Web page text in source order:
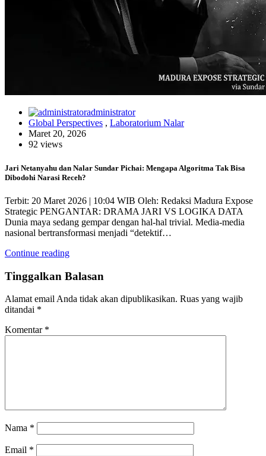
administrator
Global Perspectives , Laboratorium Nalar
Maret 20, 2026
92 views
Jari Netanyahu dan Nalar Sundar Pichai: Mengapa Algoritma Tak Bisa
Dibodohi Narasi Receh?
Terbit: 20 Maret 2026 | 10:04 WIB Oleh: Redaksi Madura Expose
Strategic PENGANTAR: DRAMA JARI VS LOGIKA DATA
Dunia maya sedang gempar dengan hal-hal trivial. Media-media
nasional bertransformasi menjadi “detektif…
Continue reading
Tinggalkan Balasan
Alamat email Anda tidak akan dipublikasikan. Ruas yang wajib
ditandai *
Komentar *
Nama *
Email *